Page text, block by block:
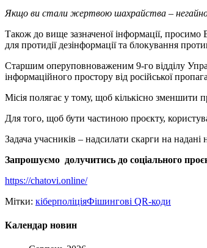
Якщо ви стали жертвою шахрайства – негайно
Також до вище зазначеної інформації, просимо
для протидії дезінформації та блокування
Старшим оперуповноваженим 9-го відділу
інформаційного простору від російської
Місія полягає у тому, щоб кількісно зменшити
Для того, щоб бути частиною проєкту,
Задача учасників – надсилати скарги на
Запрошуємо долучитись до соціального
https://chatovi.online/
Мітки: кіберполіціяФішингові QR-коди
Календар новин